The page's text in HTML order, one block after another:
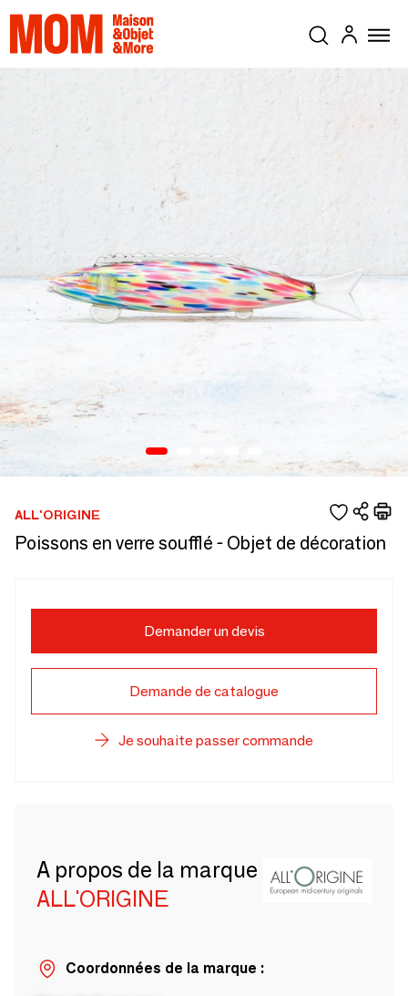
ALL'ORIGINE
Poissons en verre soufflé - Objet de décoration
Demander un devis
Demande de catalogue
Je souhaite passer commande
A propos de la marque
ALL'ORIGINE
Coordonnées de la marque :